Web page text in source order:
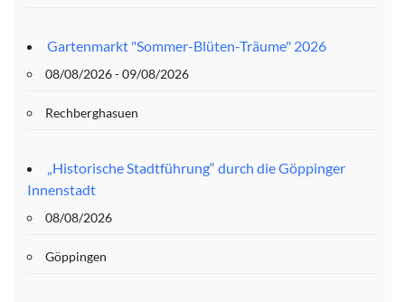
Gartenmarkt "Sommer-Blüten-Träume" 2026
08/08/2026 - 09/08/2026
Rechberghasuen
„Historische Stadtführung“ durch die Göppinger
Innenstadt
08/08/2026
Göppingen